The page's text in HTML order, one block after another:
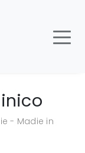
- Madie in